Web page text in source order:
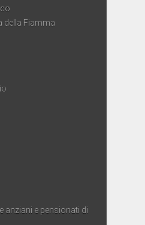
della Fiamma
anziani e pensionati di